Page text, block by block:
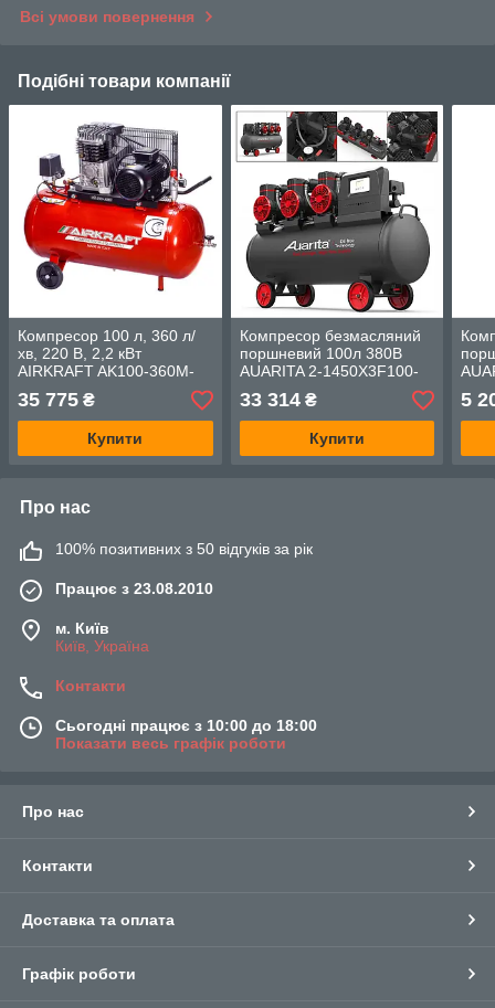
Всі умови повернення
Подібні товари компанії
Компресор 100 л, 360 л/
хв, 220 В, 2,2 кВт
AIRKRAFT AK100-360M-
220-ITALY
35 775 ₴
Купити
Компресор безмасляний
поршневий 100л 380В
AUARITA 2-1450X3F100-
380
33 314₴
Купити
5
Про нас
100% позитивних з 50 відгуків за рік
Працює з 23.08.2010
м. Київ
Київ, Україна
Контакти
Сьогодні працює з 10:00 до 18:00
Показати весь графік роботи
Про нас
Контакти
Доставка та оплата
Графік роботи